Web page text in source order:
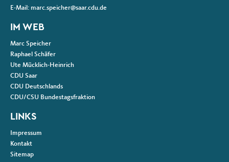
E-Mail: marc.speicher@saar.cdu.de
IM WEB
Marc Speicher
Raphael Schäfer
Ute Mücklich-Heinrich
CDU Saar
CDU Deutschlands
CDU/CSU Bundestagsfraktion
LINKS
Impressum
Kontakt
Sitemap